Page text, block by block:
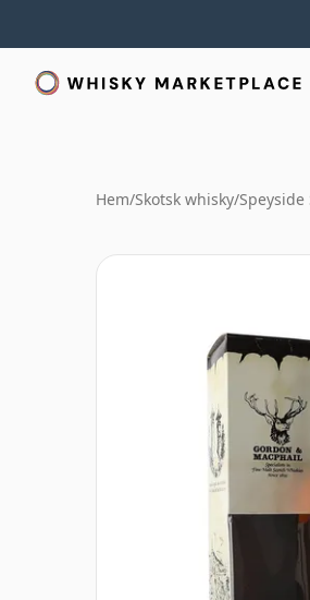
Hem/Skotsk whisky/Speyside